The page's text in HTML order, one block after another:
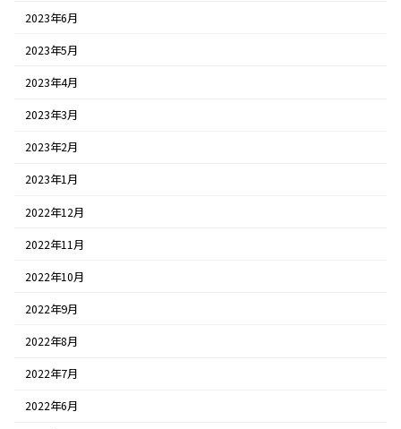
2023年6月
2023年5月
2023年4月
2023年3月
2023年2月
2023年1月
2022年12月
2022年11月
2022年10月
2022年9月
2022年8月
2022年7月
2022年6月